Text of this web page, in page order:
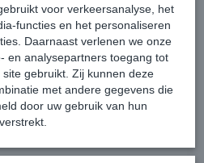
Macon Extra een slijtvaste textiel
ter plaatse van de singelsoten.
barebackpad uit lamsvel zich
van je paard.
regulerend, anti bacteriëel, voelt
en bij juist onderhoud zeer
voor verkeersanalyse, het
functies en het personaliseren
Daarnaast verlenen we onze
en analysepartners toegang tot
gebruikt. Zij kunnen deze
met andere gegevens die
door uw gebruik van hun